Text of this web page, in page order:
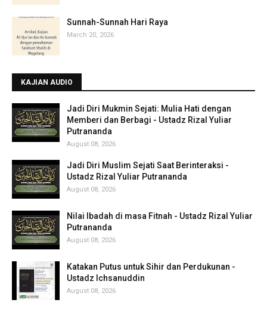
Sunnah-Sunnah Hari Raya
March 20, 2026
KAJIAN AUDIO
Jadi Diri Mukmin Sejati: Mulia Hati dengan
Memberi dan Berbagi - Ustadz Rizal Yuliar
Putrananda
August 08, 2026
Jadi Diri Muslim Sejati Saat Berinteraksi -
Ustadz Rizal Yuliar Putrananda
August 08, 2026
Nilai Ibadah di masa Fitnah - Ustadz Rizal Yuliar
Putrananda
August 08, 2026
Katakan Putus untuk Sihir dan Perdukunan -
Ustadz Ichsanuddin
August 08, 2026